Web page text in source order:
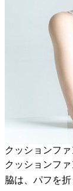
クッションフ
クッションフ
脇は、パフを